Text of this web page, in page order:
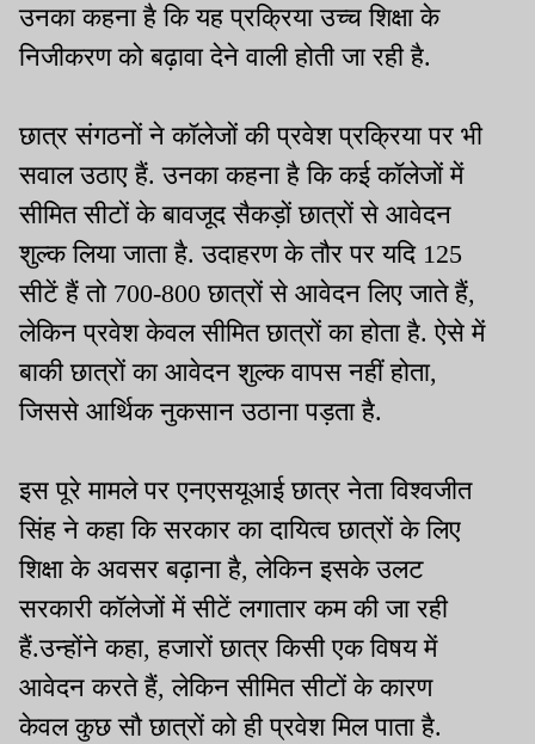
उनका कहना है कि यह प्रक्रिया उच्च शिक्षा के
निजीकरण को बढ़ावा देने वाली होती जा रही है.
छात्र संगठनों ने कॉलेजों की प्रवेश प्रक्रिया पर भी
सवाल उठाए हैं. उनका कहना है कि कई कॉलेजों में
सीमित सीटों के बावजूद सैकड़ों छात्रों से आवेदन
शुल्क लिया जाता है. उदाहरण के तौर पर यदि 125
सीटें हैं तो 700-800 छात्रों से आवेदन लिए जाते हैं,
लेकिन प्रवेश केवल सीमित छात्रों का होता है. ऐसे में
बाकी छात्रों का आवेदन शुल्क वापस नहीं होता,
जिससे आर्थिक नुकसान उठाना पड़ता है.
इस पूरे मामले पर एनएसयूआई छात्र नेता विश्वजीत
सिंह ने कहा कि सरकार का दायित्व छात्रों के लिए
शिक्षा के अवसर बढ़ाना है, लेकिन इसके उलट
सरकारी कॉलेजों में सीटें लगातार कम की जा रही
हैं.उन्होंने कहा, हजारों छात्र किसी एक विषय में
आवेदन करते हैं, लेकिन सीमित सीटों के कारण
केवल कुछ सौ छात्रों को ही प्रवेश मिल पाता है.